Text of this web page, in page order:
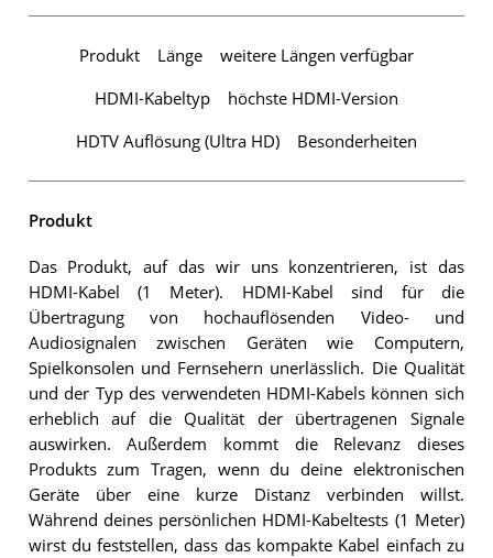
Produkt Länge weitere Längen verfügbar
HDMI-Kabeltyp höchste HDMI-Version
HDTV Auflösung (Ultra HD) Besonderheiten
Produkt
Das Produkt, auf das wir uns konzentrieren, ist das
HDMI-Kabel (1 Meter). HDMI-Kabel sind für die
Übertragung von hochauflösenden Video- und
Audiosignalen zwischen Geräten wie Computern,
Spielkonsolen und Fernsehern unerlässlich. Die Qualität
und der Typ des verwendeten HDMI-Kabels können sich
erheblich auf die Qualität der übertragenen Signale
auswirken. Außerdem kommt die Relevanz dieses
Produkts zum Tragen, wenn du deine elektronischen
Geräte über eine kurze Distanz verbinden willst.
Während deines persönlichen HDMI-Kabeltests (1 Meter)
wirst du feststellen, dass das kompakte Kabel einfach zu